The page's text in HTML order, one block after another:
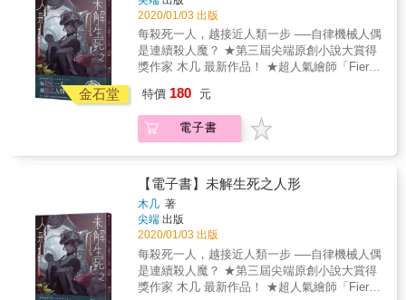
摧毀不平，卻不知連我愛的也會一起毀滅──闇
黑典當物的詛咒，正倒數著世界末日……人類
無比脆弱，卻也無比堅強……驚悚‧恐怖‧懸疑‧末
日倒數
金石堂
2020/01/03 出版
每殺死一人，越接近人類一步 ──自律機械人偶
是連續殺人魔？ ★第三屆尖端原創小說大賞得
獎作家 木几 最新作品！ ★超人氣繪師「Fierce
算為此付出生命也沒關係， 就算為此取人性命
也無所謂。 大戰時期，法蘭肯斯坦博士發明出
自律機械人偶，從此改變人類的生活──如今街
伕人偶、清掃馬糞的衛生人偶。它們接收命
令，然後又依著各自的功能，做著自己該做的
事&hellip;&hellip; 此時在多爾斯市裡發生一起
連續殺人案，死者之間毫無關聯，死狀皆被巨
大怪力撕開身體取走心臟，謠傳犯人是一具機
械人偶。年輕的警察戴爾於是找上法蘭肯斯坦
博士的女兒薇蘿妮卡，試圖解開犯罪動機的謎
團。薇蘿妮卡斬釘截鐵告訴戴爾，根據自律機
特價 180 元
電子書
【電子書】未解生死之人形
木几 著
尖端 出版
2020/01/03 出版
每殺死一人，越接近人類一步 ──自律機械人偶
是連續殺人魔？ ★第三屆尖端原創小說大賞得
獎作家 木几 最新作品！ ★超人氣繪師「Fierce